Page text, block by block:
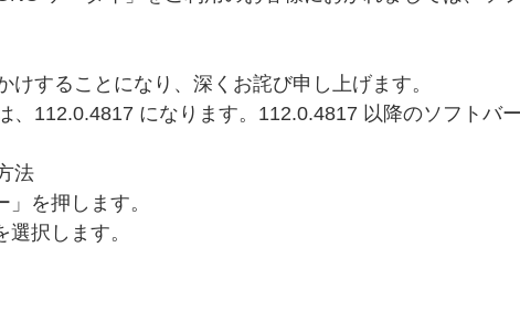
することになり、深くお詫び申し上げます。
、112.0.4817 になります。112.0.4817 以降のソフトバ
法
を押します。
択します。